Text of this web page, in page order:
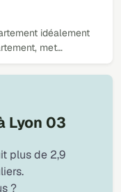
idéalement
met…
Lyon 03
plus de 2,9
?